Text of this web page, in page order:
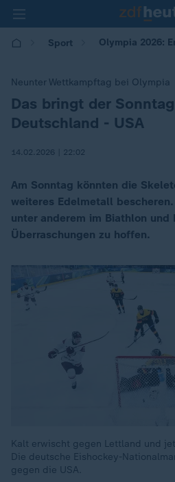
Sport Olympia 2026:
Neunter Wettkampftag bei Olympia
:Das bringt der
Deutschland - USA
14.02.2026 | 22:02
Am Sonntag könnten die
weiteres Edelmetall
unter anderem im Biathlon und
Überraschungen zu hoffen.
Kalt erwischt gegen Lettland und
Die deutsche Eishockey-
gegen die USA.